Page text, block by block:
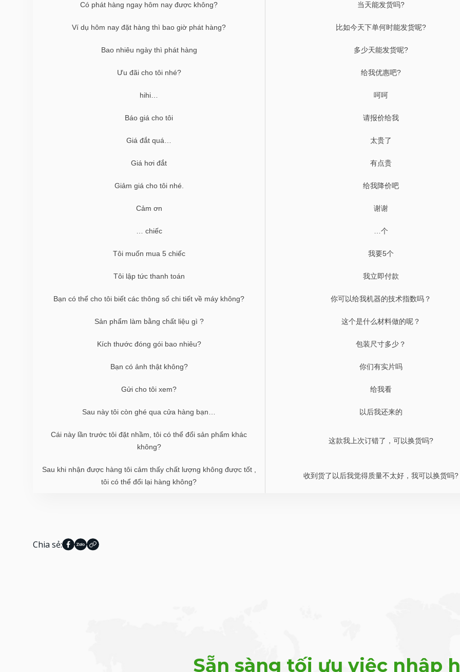
Có phát hàng ngay hôm nay được không? 当天能发货吗?
Ví dụ hôm nay đặt hàng thì bao giờ phát hàng? 比如今天下单何时能发货呢?
Bao nhiêu ngày thì phát hàng 多少天能发货呢?
Ưu đãi cho tôi nhé? 给我优惠吧?
hihi… 呵呵
Báo giá cho tôi 请报价给我
Giá đắt quá… 太贵了
Giá hơi đắt 有点贵
Giảm giá cho tôi nhé. 给我降价吧
Cảm ơn 谢谢
… chiếc …个
Tôi muốn mua 5 chiếc 我要5个
Tôi lập tức thanh toán 我立即付款
Bạn có thể cho tôi biết các thông số chi tiết về máy không? 你可以给我机器的技术指数吗？
Sản phẩm làm bằng chất liệu gì ? 这个是什么材料做的呢？
Kích thước đóng gói bao nhiêu? 包装尺寸多少？
Bạn có ảnh thật không? 你们有实片吗
Gửi cho tôi xem? 给我看
Sau này tôi còn ghé qua cửa hàng bạn… 以后我还来的
Cái này lần trước tôi đặt nhầm, tôi có thể đổi sản phẩm khác
không?
这款我上次订错了，可以换货吗?
Sau khi nhận được hàng tôi cảm thấy chất lượng không được tốt ,
tôi có thể đổi lại hàng không?
收到货了以后我觉得质量不太好，我可以换货吗?
Chia sẻ:
Sẵn sàng tối ưu việc nhập